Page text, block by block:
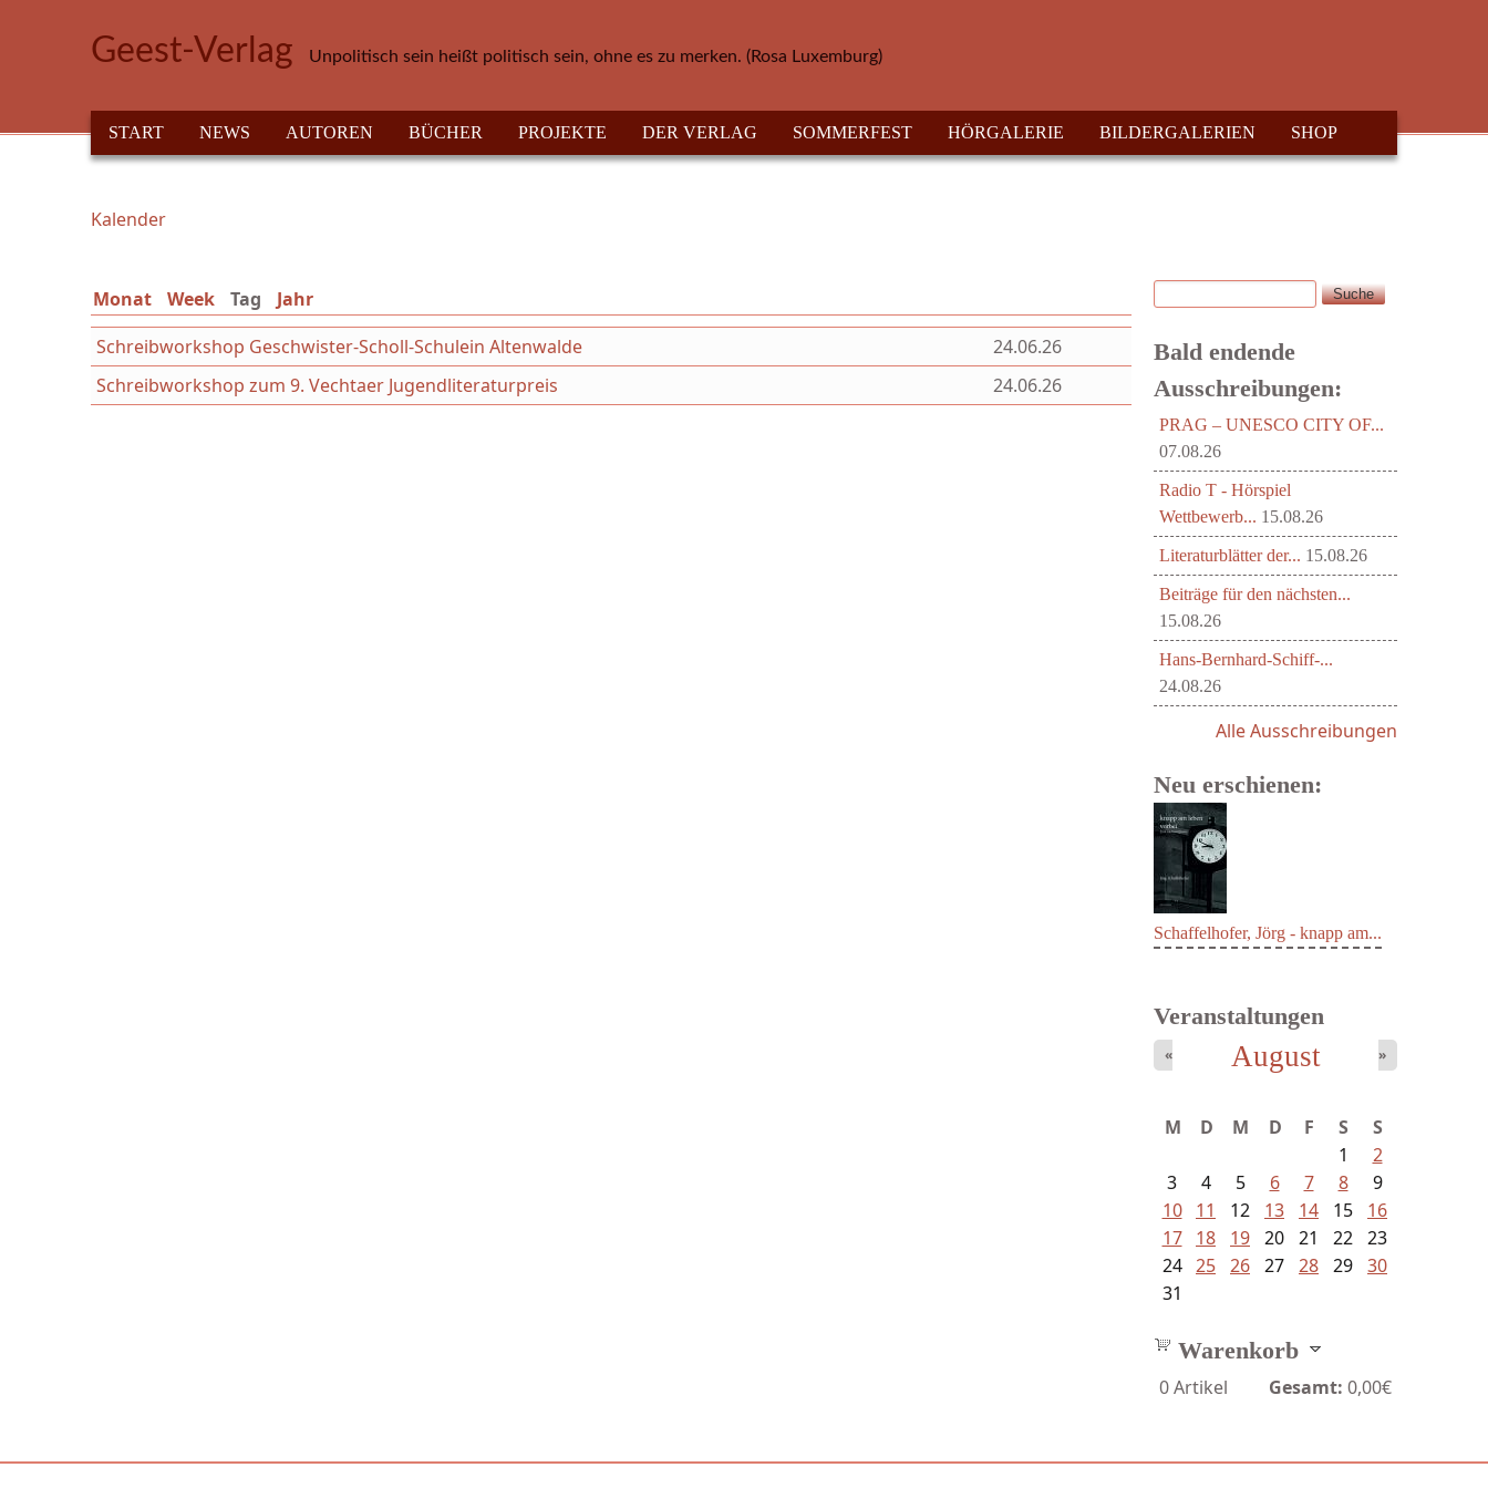
Geest-Verlag Unpolitisch sein heißt politisch sein, ohne es zu merken. (Rosa Luxemburg)
HAUPTMENÜ
START NEWS AUTOREN BÜCHER PROJEKTE DER VERLAG SOMMERFEST HÖRGALERIE BILDERGALERIEN SHOP
Sie sind hier
Kalender
Monat Week Tag (aktiver Reiter)
Jahr
Schreibworkshop Geschwister-Scholl-Schulein Altenwalde
24.06.26
Schreibworkshop zum 9. Vechtaer Jugendliteraturpreis
24.06.26
Suchformular
Suche
Bald endende
Ausschreibungen:
PRAG – UNESCO CITY OF...
07.08.26
Radio T - Hörspiel
Wettbewerb... 15.08.26
Literaturblätter der... 15.08.26
Beiträge für den nächsten...
15.08.26
Hans-Bernhard-Schiff-...
24.08.26
Alle Ausschreibungen
Neu erschienen:
Schaffelhofer, Jörg - knapp am...
Veranstaltungen
August
« »
M D M D F S
S
1
2
3
4 5 6 7 8
9
10
11 12 13 14 15
16
17
18 19 20 21 22 23
24 25 26 27 28 29 30
31
Warenkorb
0Artikel Gesamt: 0,00€